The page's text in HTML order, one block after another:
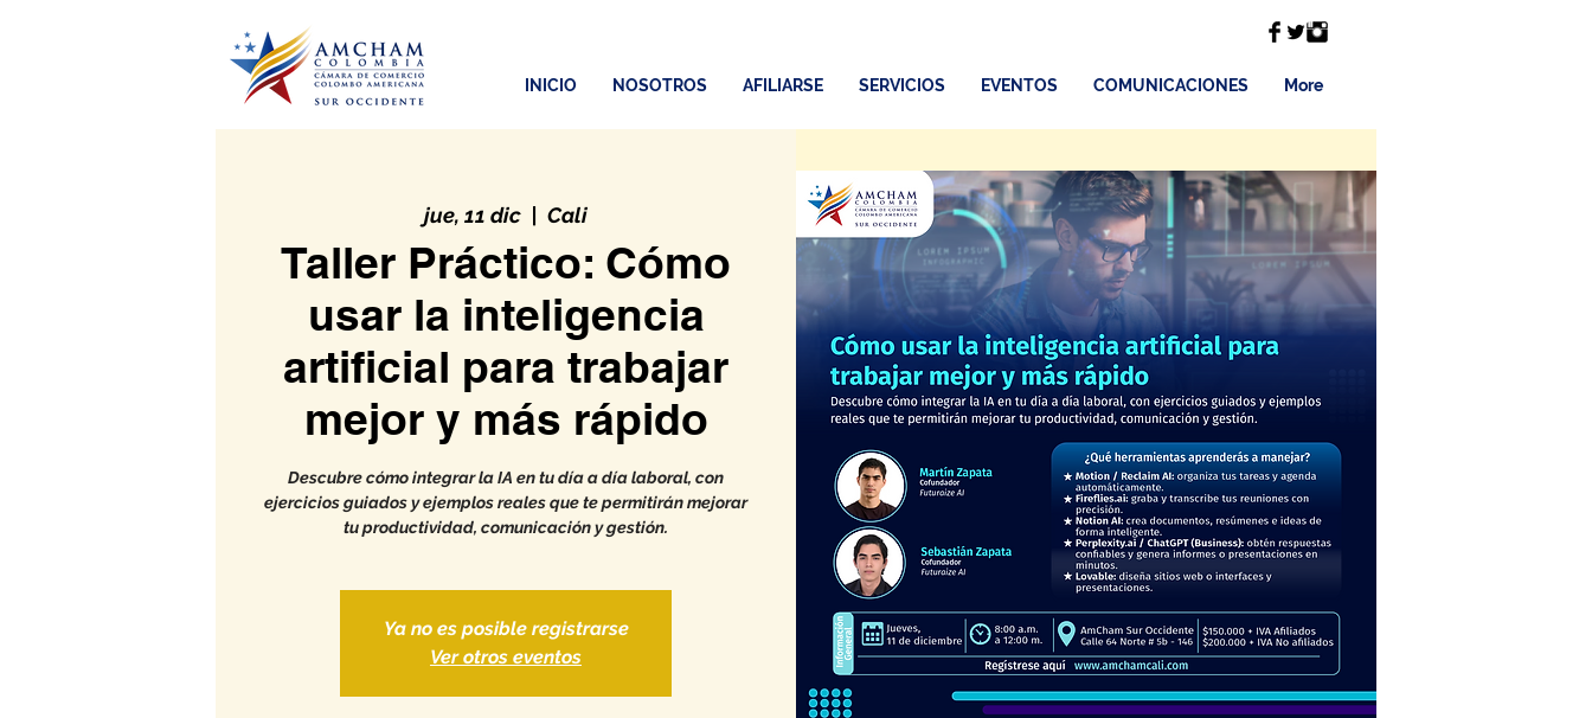
INICIO NOSOTROS AFILIARSE SERVICIOS EVENTOS COMUNICACIONES More
jue, 11 dic Cali
Taller Práctico: Cómo
usar la inteligencia
artificial para trabajar
mejor y más rápido
Descubre cómo integrar la IA en tu día a día laboral, con
ejercicios guiados y ejemplos reales que te permitirán mejorar
tu productividad, comunicación y gestión.
Ya no es posible registrarse
Ver otros eventos